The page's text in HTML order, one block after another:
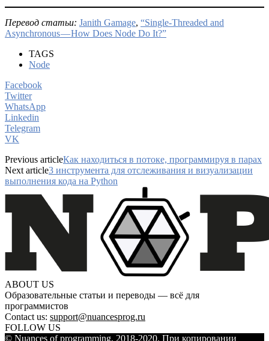
Перевод статьи: Janith Gamage, “Single-Threaded and
Asynchronous — How Does Node Do It?”
TAGS
Node
Facebook
Twitter
WhatsApp
Linkedin
Telegram
VK
Previous articleКак находиться в потоке, программируя в парах
Next article3 инструмента для отслеживания и визуализации
выполнения кода на Python
ABOUT US
Образовательные статьи и переводы — всё для
программистов
Contact us: support@nuancesprog.ru
FOLLOW US
© Nuances of programming, 2018-2020. При копировании